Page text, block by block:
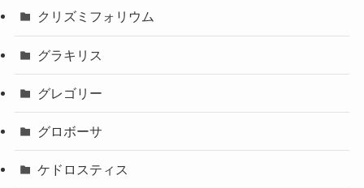
クリズミフォリウム
グラキリス
グレゴリー
グロボーサ
ケドロスティス